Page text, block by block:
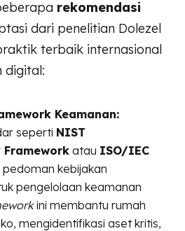
rekomendasi
dari penelitian Dolezel
terbaik internasional
digital:
Keamanan:
seperti NIST
Frameworkatau ISO/IEC
kebijakan
pengelolaan keamanan
ini membantu rumah
mengidentifikasi aset kritis,